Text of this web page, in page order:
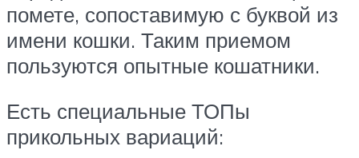
помете, сопоставимую с буквой из
имени кошки. Таким приемом
пользуются опытные кошатники.
Есть специальные ТОПы
прикольных вариаций: